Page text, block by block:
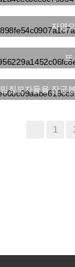
자연
밀짚모자들을 장군
1